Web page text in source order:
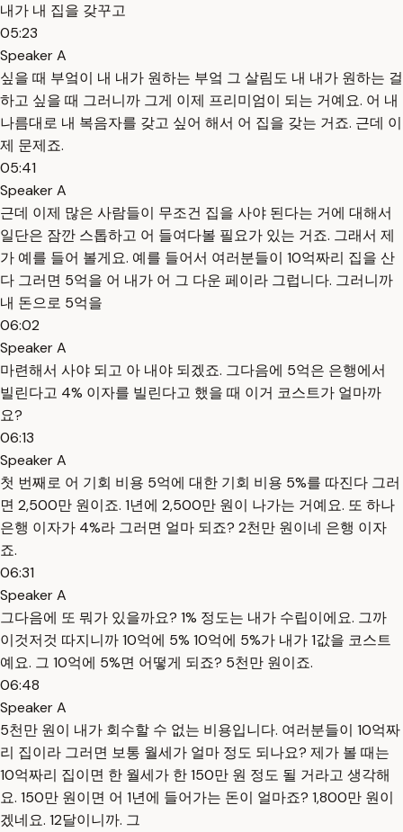
내가 내 집을 갖꾸고
05:23
Speaker A
싶을 때 부엌이 내 내가 원하는 부엌 그 살림도 내 내가 원하는 걸
하고 싶을 때 그러니까 그게 이제 프리미엄이 되는 거예요. 어 내
나름대로 내 복음자를 갖고 싶어 해서 어 집을 갖는 거죠. 근데 이
제 문제죠.
05:41
Speaker A
근데 이제 많은 사람들이 무조건 집을 사야 된다는 거에 대해서
일단은 잠깐 스톱하고 어 들여다볼 필요가 있는 거죠. 그래서 제
가 예를 들어 볼게요. 예를 들어서 여러분들이 10억짜리 집을 산
다 그러면 5억을 어 내가 어 그 다운 페이라 그럽니다. 그러니까
내 돈으로 5억을
06:02
Speaker A
마련해서 사야 되고 아 내야 되겠죠. 그다음에 5억은 은행에서
빌린다고 4% 이자를 빌린다고 했을 때 이거 코스트가 얼마까
요?
06:13
Speaker A
첫 번째로 어 기회 비용 5억에 대한 기회 비용 5%를 따진다 그러
면 2,500만 원이죠. 1년에 2,500만 원이 나가는 거예요. 또 하나
은행 이자가 4%라 그러면 얼마 되죠? 2천만 원이네 은행 이자
죠.
06:31
Speaker A
그다음에 또 뭐가 있을까요? 1% 정도는 내가 수립이에요. 그까
이것저것 따지니까 10억에 5% 10억에 5%가 내가 1값을 코스트
예요. 그 10억에 5%면 어떻게 되죠? 5천만 원이죠.
06:48
Speaker A
5천만 원이 내가 회수할 수 없는 비용입니다. 여러분들이 10억짜
리 집이라 그러면 보통 월세가 얼마 정도 되나요? 제가 볼 때는
10억짜리 집이면 한 월세가 한 150만 원 정도 될 거라고 생각해
요. 150만 원이면 어 1년에 들어가는 돈이 얼마죠? 1,800만 원이
겠네요. 12달이니까. 그